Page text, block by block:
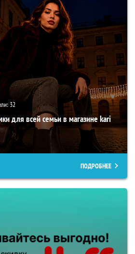
32
для всей семьи в магазине kari
ПОДРОБНЕЕ